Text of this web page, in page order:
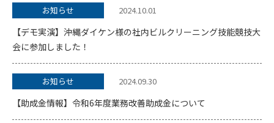
お知らせ 2024.10.01
【デモ実演】沖縄ダイケン様の社内ビルクリーニング技能競技大
会に参加しました！
お知らせ 2024.09.30
【助成金情報】令和6年度業務改善助成金について